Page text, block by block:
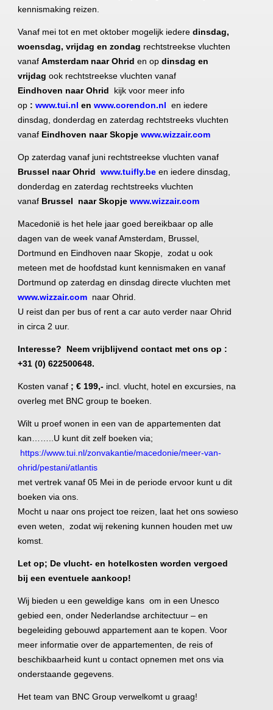
kennismaking reizen.
Vanaf mei tot en met oktober mogelijk iederedinsdag,
woensdag, vrijdag en zondag rechtstreekse vluchten
vanafAmsterdam naar Ohriden op dinsdag en
vrijdagook rechtstreekse vluchten vanaf
Eindhoven naar Ohrid kijk voor meer info
op :www.tui.nl enwww.corendon.nl en iedere
dinsdag, donderdag en zaterdag rechtstreeks vluchten
vanaf Eindhoven naar Skopjewww.wizzair.com
Op zaterdag vanaf juni rechtstreekse vluchten vanaf
Brussel naar Ohridwww.tuifly.be en iedere dinsdag,
donderdag en zaterdag rechtstreeks vluchten
vanaf Brussel naar Skopjewww.wizzair.com
Macedonië is het hele jaar goed bereikbaar op alle
dagen van de week vanaf Amsterdam, Brussel,
Dortmund en Eindhoven naar Skopje, zodat u ook
meteen met de hoofdstad kunt kennismaken en vanaf
Dortmund op zaterdag en dinsdag directe vluchten met
www.wizzair.com naar Ohrid.
U reist dan per bus of rent a car auto verder naar Ohrid
in circa 2 uur.
Interesse? Neem vrijblijvend contact met ons op :
+31 (0) 622500648.
Kosten vanaf ; € 199,- incl. vlucht, hotel en excursies, na
overleg met BNC group te boeken.
Wilt u proef wonen in een van de appartementen dat
kan……..U kunt dit zelf boeken via;
https://www.tui.nl/zonvakantie/macedonie/meer-van-
ohrid/pestani/atlantis
met vertrek vanaf 05 Mei in de periode ervoor kunt u dit
boeken via ons.
Mocht u naar ons project toe reizen, laat het ons sowieso
even weten, zodat wij rekening kunnen houden met uw
komst.
Let op; De vlucht- en hotelkosten worden vergoed
bij een eventuele aankoop!
Wij bieden u een geweldige kans om in een Unesco
gebied een, onder Nederlandse architectuur – en
begeleiding gebouwd appartement aan te kopen. Voor
meer informatie over de appartementen, de reis of
beschikbaarheid kunt u contact opnemen met ons via
onderstaande gegevens.
Het team van BNC Group verwelkomt u graag!